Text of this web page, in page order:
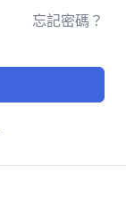
忘記密碼？